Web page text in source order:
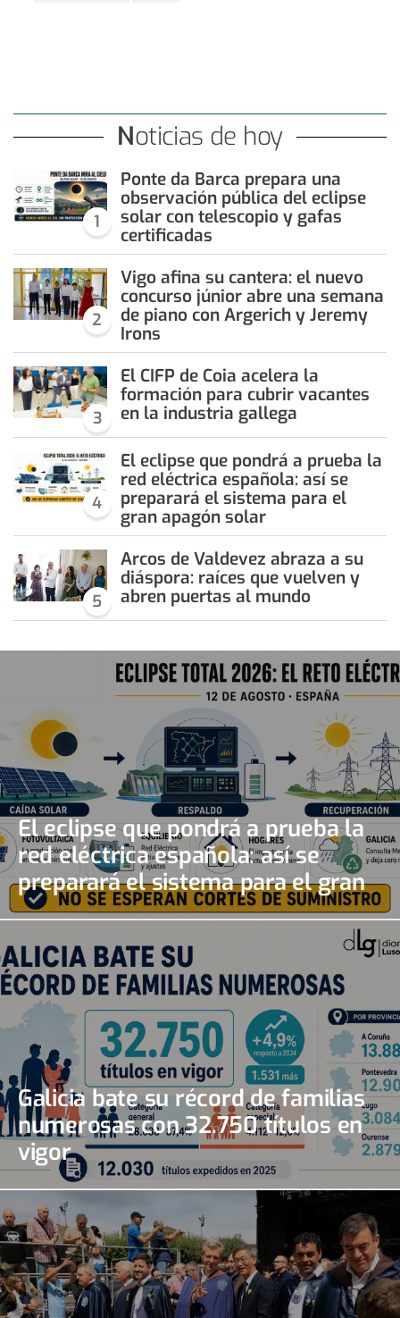
Noticias de hoy
1
Ponte da Barca prepara una
observación pública del eclipse
solar con telescopio y gafas
certificadas
2
Vigo afina su cantera: el nuevo
concurso júnior abre una semana
de piano con Argerich y Jeremy
Irons
3
El CIFP de Coia acelera la
formación para cubrir vacantes
en la industria gallega
4
El eclipse que pondrá a prueba la
red eléctrica española: así se
preparará el sistema para el
gran apagón solar
5
Arcos de Valdevez abraza a su
diáspora: raíces que vuelven y
abren puertas al mundo
El eclipse que pondrá a prueba la
red eléctrica española: así se
preparará el sistema para el gran
apagón solar
Galicia bate su récord de familias
numerosas con 32.750 títulos en
vigor